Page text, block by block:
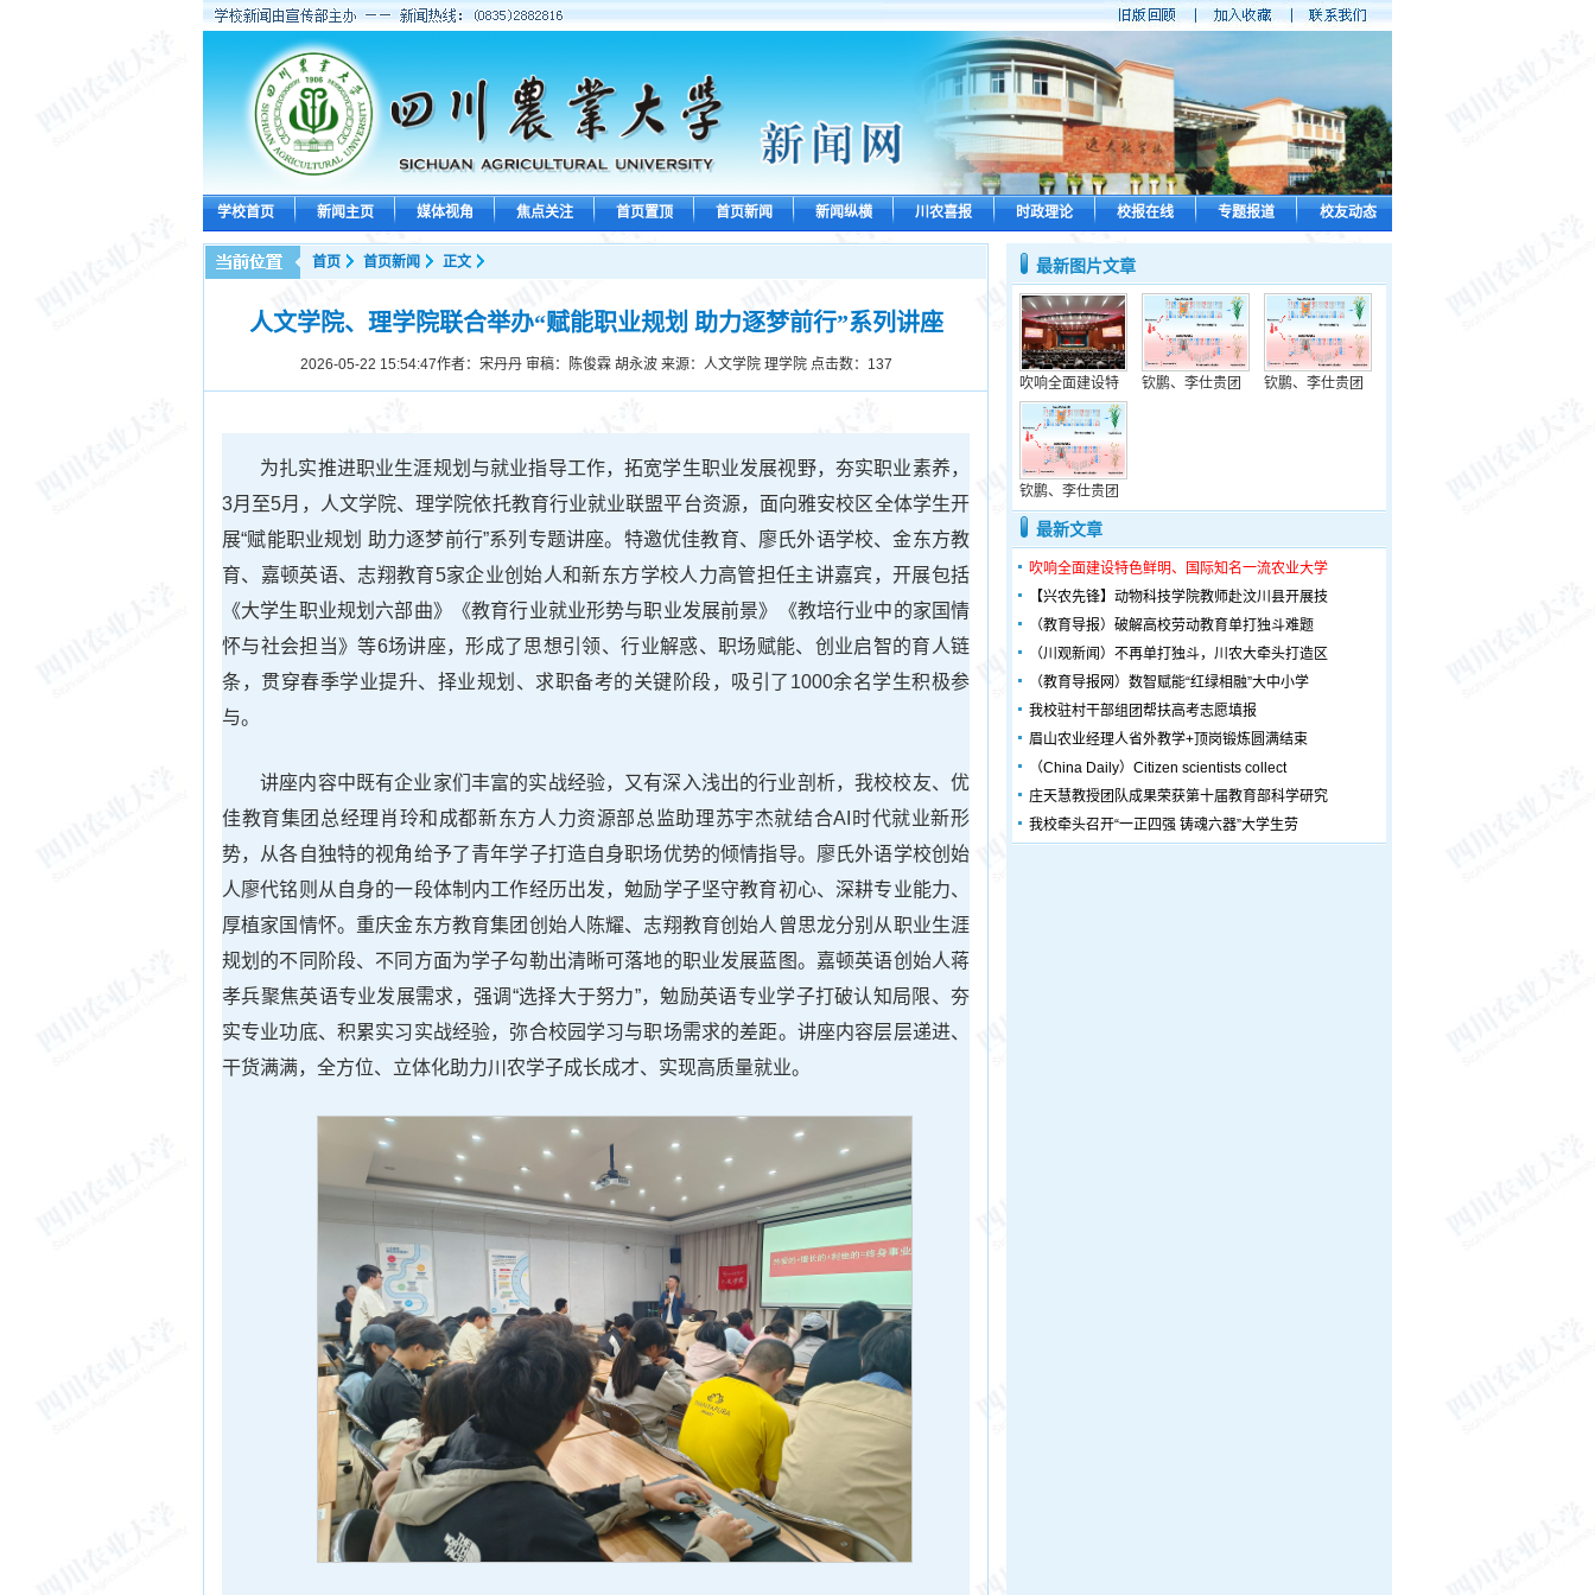
学校首页 新闻主页 媒体视角 焦点关注 首页置顶 首页新闻 新闻纵横 川农喜报 时政理论 校报在线 专题报道 校友动态
首页 首页新闻 正文
人文学院、理学院联合举办“赋能职业规划 助力逐梦前行”系列讲座
2026-05-22 15:54:47作者：宋丹丹 审稿：陈俊霖 胡永波 来源：人文学院 理学院 点击数： 137
为扎实推进职业生涯规划与就业指导工作，拓宽学生职业发展视野，夯实职业素养，
3月至5月，人文学院、理学院依托教育行业就业联盟平台资源，面向雅安校区全体学生开
展“赋能职业规划 助力逐梦前行”系列专题讲座。特邀优佳教育、廖氏外语学校、金东方教
育、嘉顿英语、志翔教育5家企业创始人和新东方学校人力高管担任主讲嘉宾，开展包括
《大学生职业规划六部曲》《教育行业就业形势与职业发展前景》《教培行业中的家国情
怀与社会担当》等6场讲座，形成了思想引领、行业解惑、职场赋能、创业启智的育人链
条，贯穿春季学业提升、择业规划、求职备考的关键阶段，吸引了1000余名学生积极参
与。
讲座内容中既有企业家们丰富的实战经验，又有深入浅出的行业剖析，我校校友、优
佳教育集团总经理肖玲和成都新东方人力资源部总监助理苏宇杰就结合AI时代就业新形
势，从各自独特的视角给予了青年学子打造自身职场优势的倾情指导。廖氏外语学校创始
人廖代铭则从自身的一段体制内工作经历出发，勉励学子坚守教育初心、深耕专业能力、
厚植家国情怀。重庆金东方教育集团创始人陈耀、志翔教育创始人曾思龙分别从职业生涯
规划的不同阶段、不同方面为学子勾勒出清晰可落地的职业发展蓝图。嘉顿英语创始人蒋
孝兵聚焦英语专业发展需求，强调“选择大于努力”，勉励英语专业学子打破认知局限、夯
实专业功底、积累实习实战经验，弥合校园学习与职场需求的差距。讲座内容层层递进、
干货满满，全方位、立体化助力川农学子成长成才、实现高质量就业。
最新图片文章
吹响全面建设特 钦鹏、李仕贵团 钦鹏、李仕贵团
钦鹏、李仕贵团
最新文章
吹响全面建设特色鲜明、国际知名一流农业大学
【兴农先锋】动物科技学院教师赴汶川县开展技
（教育导报）破解高校劳动教育单打独斗难题
（川观新闻）不再单打独斗，川农大牵头打造区
（教育导报网）数智赋能“红绿相融”大中小学
我校驻村干部组团帮扶高考志愿填报
眉山农业经理人省外教学+顶岗锻炼圆满结束
（China Daily）Citizen scientists collect
庄天慧教授团队成果荣获第十届教育部科学研究
我校牵头召开“一正四强 铸魂六器”大学生劳